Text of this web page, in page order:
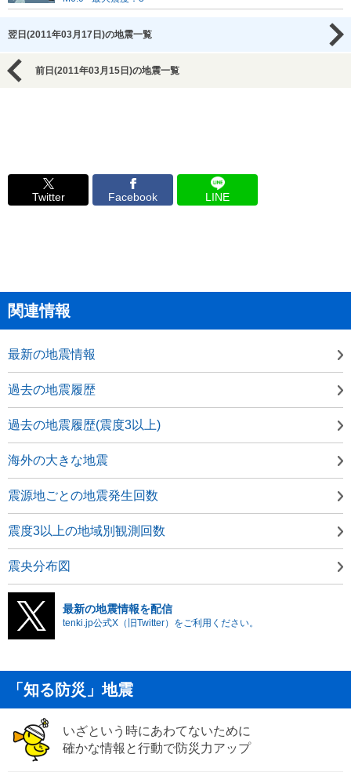
翌日(2011年03月17日)の地震一覧
前日(2011年03月15日)の地震一覧
Twitter Facebook LINE
関連情報
最新の地震情報
過去の地震履歴
過去の地震履歴(震度3以上)
海外の大きな地震
震源地ごとの地震発生回数
震度3以上の地域別観測回数
震央分布図
最新の地震情報を配信
tenki.jp公式X（旧Twitter）をご利用ください。
「知る防災」地震
いざという時にあわてないために
確かな情報と行動で防災力アップ